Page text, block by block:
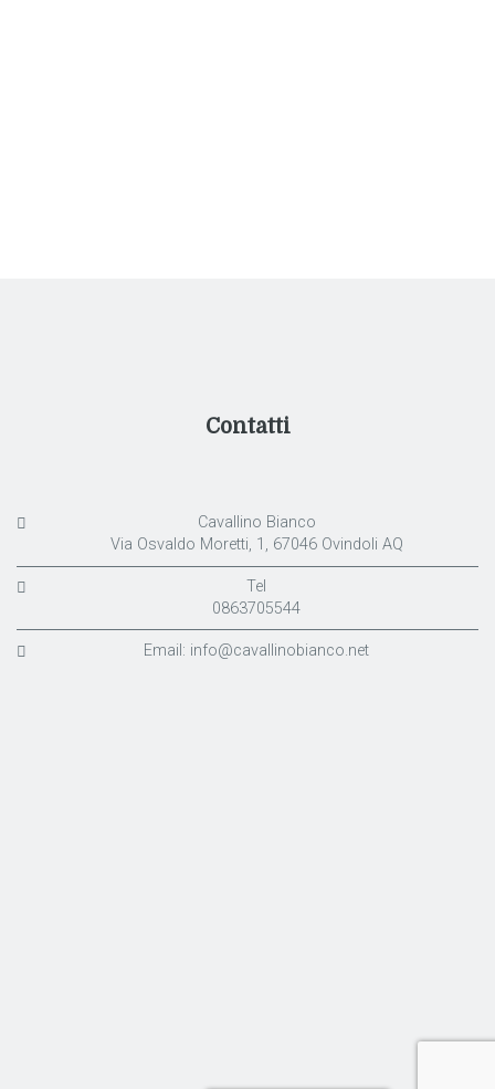
Contatti
Cavallino Bianco
Via Osvaldo Moretti, 1, 67046 Ovindoli AQ
Tel
0863705544
Email: info@cavallinobianco.net